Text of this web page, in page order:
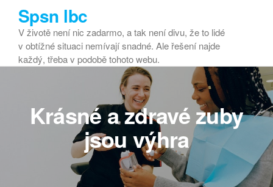
Přeskočit
obsah
Spsn lbc
V životě není nic zadarmo, a tak není divu, že to lidé
v obtížné situaci nemívají snadné. Ale řešení najde
každý, třeba v podobě tohoto webu.
Krásné a zdravé zuby
jsou výhra